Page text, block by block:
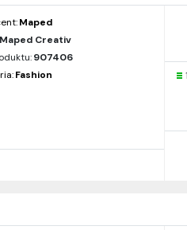
Maped
Maped Creativ
907406
Fashion